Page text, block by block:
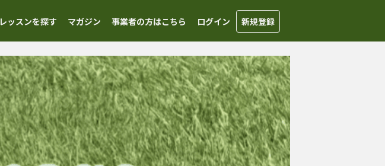
レッスンを探す マガジン 事業者の方はこちら ログイン 新規登録